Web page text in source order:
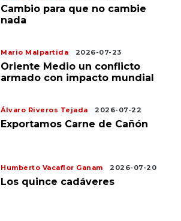
Cambio para que no cambie
nada
Mario Malpartida 2026-07-23
Oriente Medio un conflicto
armado con impacto mundial
Álvaro Riveros Tejada 2026-07-22
Exportamos Carne de Cañón
Humberto Vacaflor Ganam 2026-07-20
Los quince cadáveres